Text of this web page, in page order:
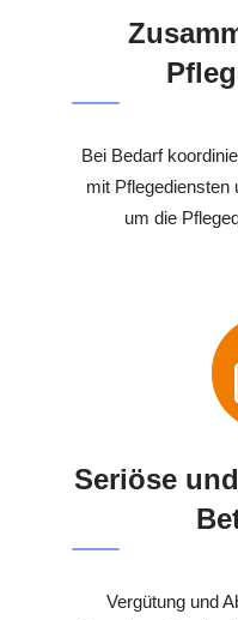
Bei Bedarf
mit Pflegediensten
um die
Seriöse
Vergütung und